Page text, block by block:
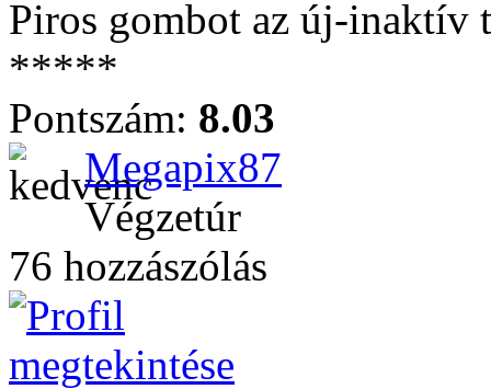
Piros gombot az új-inaktív
*****
Pontszám: 8.03
Megapix87
Végzetúr
76 hozzászólás